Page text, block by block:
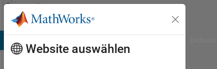
Weiter zum Inhalt
Community
Profile
Website auswählen